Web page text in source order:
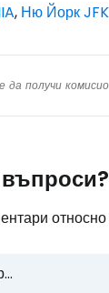
, Ню Йорк JFK
получи
относно